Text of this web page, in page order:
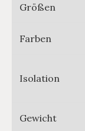
Größen
Farben
Isolation
Gewicht